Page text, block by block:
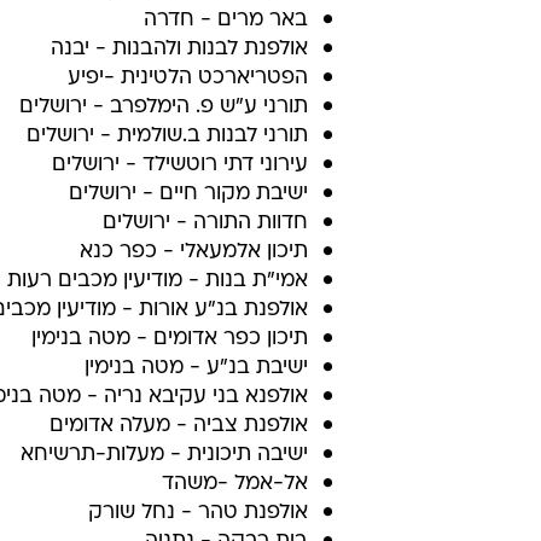
באר מרים - חדרה
אולפנת לבנות ולהבנות - יבנה
הפטריארכט הלטינית -יפיע
תורני ע"ש פ. הימלפרב - ירושלים
תורני לבנות ב.שולמית - ירושלים
עירוני דתי רוטשילד - ירושלים
ישיבת מקור חיים - ירושלים
חדוות התורה - ירושלים
תיכון אלמעאלי - כפר כנא
אמי"ת בנות - מודיעין מכבים רעות
אולפנת בנ"ע אורות - מודיעין
תיכון כפר אדומים - מטה בנימין
ישיבת בנ"ע - מטה בנימין
אולפנא בני עקיבא נריה - מטה
אולפנת צביה - מעלה אדומים
ישיבה תיכונית - מעלות-תרשיחא
אל-אמל -משהד
אולפנת טהר - נחל שורק